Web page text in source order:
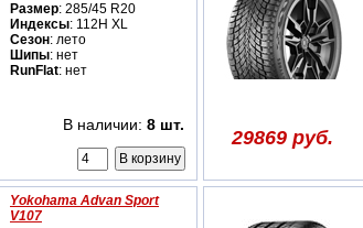
Размер: 285/45 R20
Индексы: 112H XL
Сезон: лето
Шипы: нет
RunFlat: нет
В наличии: 8 шт.
29869 руб.
Yokohama Advan Sport
V107